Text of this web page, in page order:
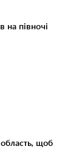
на півночі
щоб